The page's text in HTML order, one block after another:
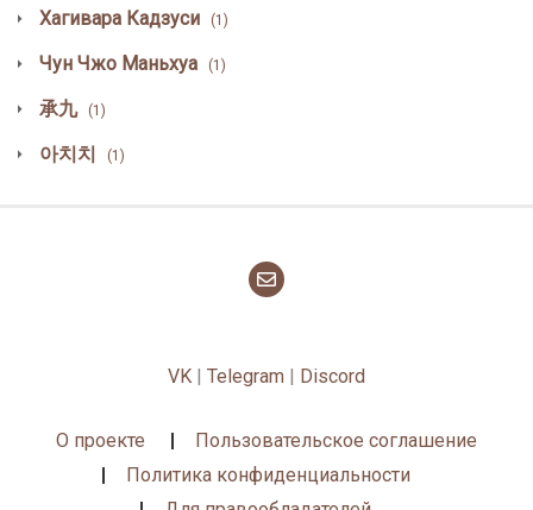
Хагивара Кадзуси (1)
Чун Чжо Маньхуа (1)
承九 (1)
아치치 (1)
VK | Telegram | Discord
О проекте
Пользовательское соглашение
Политика конфиденциальности